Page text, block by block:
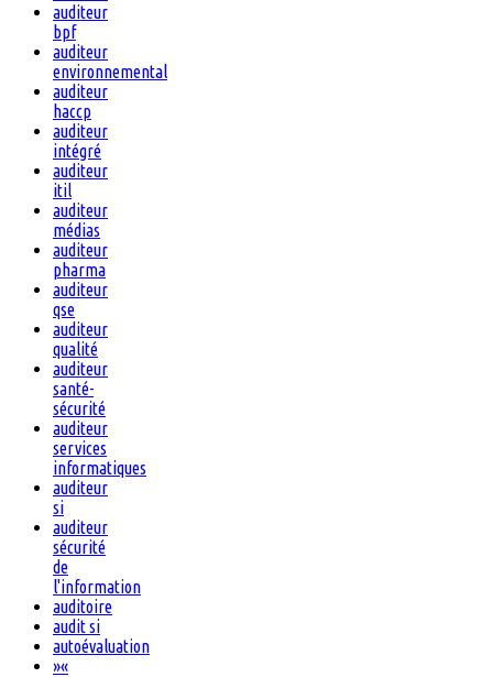
auditeur
bpf
auditeur
environnemental
auditeur
haccp
auditeur
intégré
auditeur
itil
auditeur
médias
auditeur
pharma
auditeur
qse
auditeur
qualité
auditeur
santé-
sécurité
auditeur
services
informatiques
auditeur
si
auditeur
sécurité
de
l'information
auditoire
audit si
autoévaluation
»«